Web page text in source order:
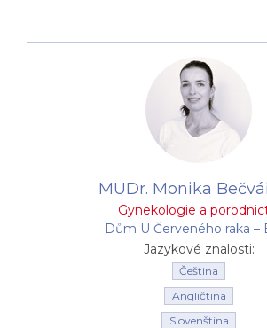
MUDr. Monika
Gynekologie a
Dům U Červeného raka –⁠⁠⁠⁠⁠⁠
Jazykové znalosti:
Čeština
Angličtina
Slovenština